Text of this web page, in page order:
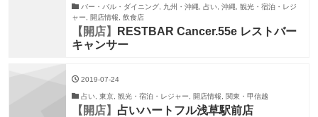
バー・バル・ダイニング, 九州・沖縄, 占い, 沖縄, 観光・宿泊・レジ
ャー, 開店情報, 飲食店
【開店】
RESTBAR Cancer.55e レストバー
キャンサー
2019-07-24
占い, 東京, 観光・宿泊・レジャー, 開店情報, 関東・甲信越
【開店】 占いハートフル浅草駅前店